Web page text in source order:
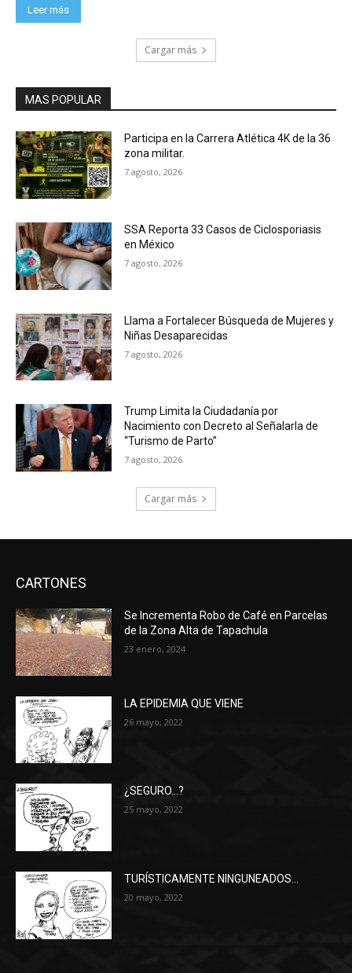
Leer más
Cargar más
MAS POPULAR
Participa en la Carrera Atlética 4K de la 36
zona militar.
7 agosto, 2026
SSA Reporta 33 Casos de Ciclosporiasis
en México
7 agosto, 2026
Llama a Fortalecer Búsqueda de Mujeres y
Niñas Desaparecidas
7 agosto, 2026
Trump Limita la Ciudadanía por
Nacimiento con Decreto al Señalarla de
“Turismo de Parto”
7 agosto, 2026
Cargar más
CARTONES
Se Incrementa Robo de Café en Parcelas
de la Zona Alta de Tapachula
23 enero, 2024
LA EPIDEMIA QUE VIENE
26 mayo, 2022
¿SEGURO…?
25 mayo, 2022
TURÍSTICAMENTE NINGUNEADOS…
20 mayo, 2022